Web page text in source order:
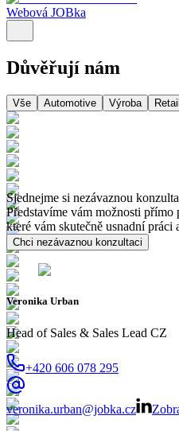
Webová JOBka
Důvěřují nám
Vše Automotive Výroba Retail
Sjednejme si nezávaznou
Představíme vám možnosti
které vám skutečně usnadní práci
Chci nezávaznou konzultaci
Veronika Urban
Head of Sales & Sales Lead CZ
+420 606 078 295
veronika.urban@jobka.cz